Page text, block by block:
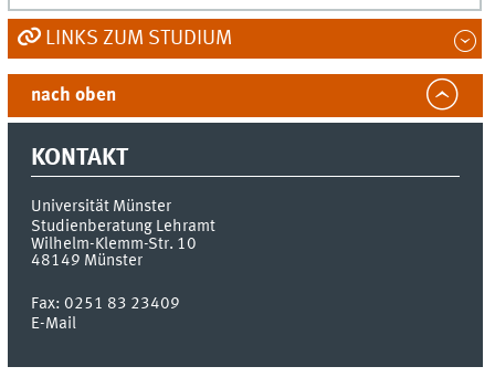
LINKS ZUM STUDIUM
nach oben
KONTAKT
Universität Münster
Studienberatung Lehramt
Wilhelm-Klemm-Str. 10
48149 Münster
Fax:0251 83 23409
E-Mail